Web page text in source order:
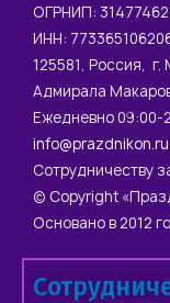
ОГРНИП:
ИНН:
125581, Россия, г.
Адмирала
Ежедневно 09:00-
info@prazdnikon.ru
Сотрудничеству
© Copyright
Основано в 2012